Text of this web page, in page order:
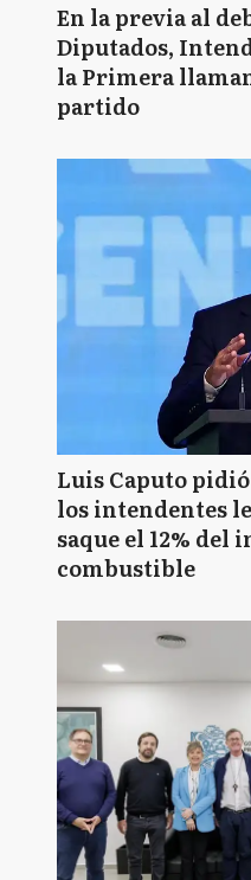
En la previa al
Diputados,
la Primera
partido
Luis Caputo
los intendentes
saque el 12% del
combustible